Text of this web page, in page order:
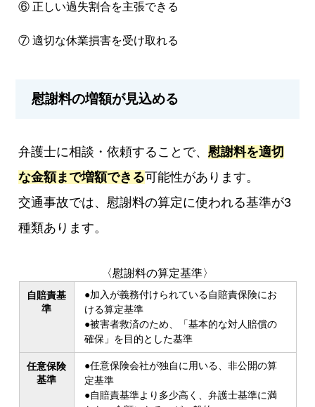
⑥ 正しい過失割合を主張できる
⑦ 適切な休業損害を受け取れる
慰謝料の増額が見込める
弁護士に相談・依頼することで、慰謝料を適切
な金額まで増額できる可能性があります。
交通事故では、慰謝料の算定に使われる基準が3
種類あります。
〈慰謝料の算定基準〉
自賠責基
準
●加入が義務付けられている自賠責保険にお
ける算定基準
●被害者救済のため、「基本的な対人賠償の
確保」を目的とした基準
任意保険
基準
●任意保険会社が独自に用いる、非公開の算
定基準
●自賠責基準より多少高く、弁護士基準に満